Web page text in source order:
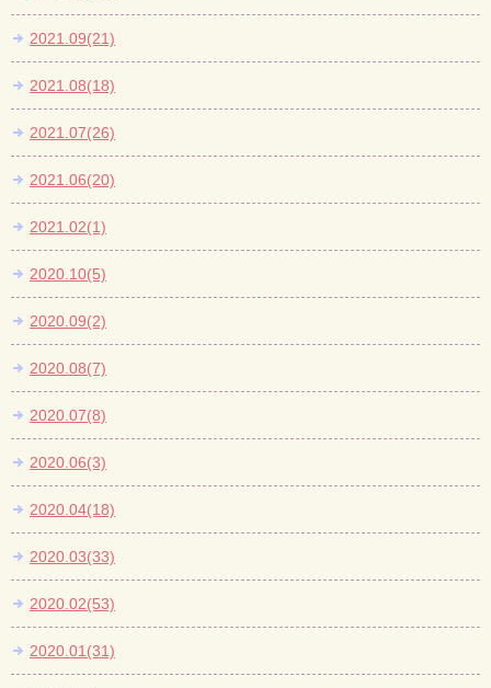
2021.09(21)
2021.08(18)
2021.07(26)
2021.06(20)
2021.02(1)
2020.10(5)
2020.09(2)
2020.08(7)
2020.07(8)
2020.06(3)
2020.04(18)
2020.03(33)
2020.02(53)
2020.01(31)